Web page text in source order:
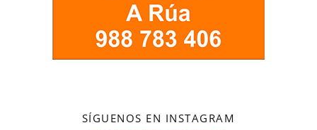
SÍGUENOS EN INSTAGRAM